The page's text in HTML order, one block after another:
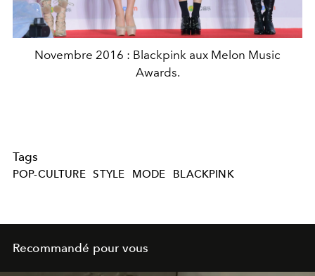
Novembre 2016 : Blackpink aux Melon Music
Awards.
Tags
POP-CULTURE STYLE MODE BLACKPINK
Recommandé pour vous